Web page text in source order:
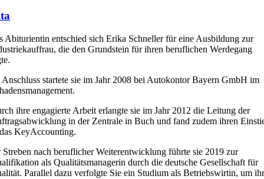
Abiturientin entschied sich Erika Schneller für eine Ausbildung zur
die den Grundstein für ihren beruflichen Werdegang
Anschluss startete sie im Jahr 2008 bei Autokontor Bayern GmbH im
ihre engagierte Arbeit erlangte sie im Jahr 2012 die Leitung der
in der Zentrale in Buch und fand zudem ihren
KeyAccounting.
Streben nach beruflicher Weiterentwicklung führte sie 2019 zur
als Qualitätsmanagerin durch die deutsche Gesellschaft für
Parallel dazu verfolgte Sie ein Studium als Betriebswirtin, um ihr